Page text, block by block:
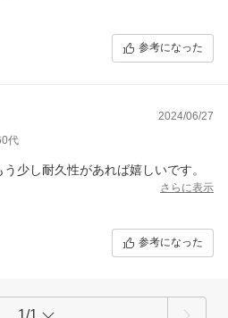
参考になった
2024/06/27
代
少し耐久性があれば嬉しいです。
さらに表示
参考になった
1/1